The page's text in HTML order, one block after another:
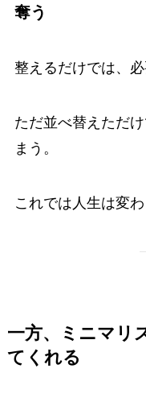
奪う
整えるだけでは、
ただ並べ替えただ
まう。
これでは人生は変わ
一方、ミニマリ
てくれる